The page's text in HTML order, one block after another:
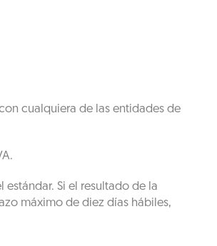
cualquiera de las entidades de
Si el resultado de la
máximo de diez días hábiles,